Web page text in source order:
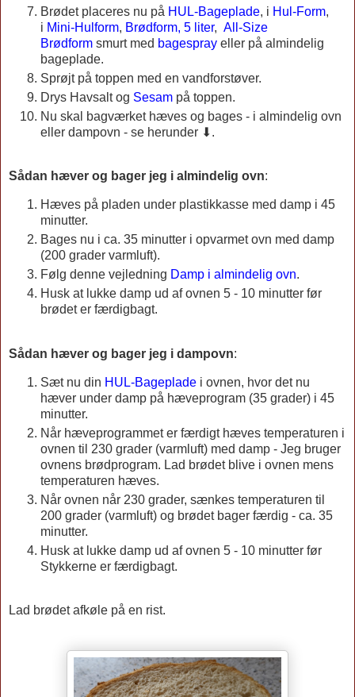
Brødet placeres nu på HUL-Bageplade, i Hul-Form,
i Mini-Hulform, Brødform, 5 liter, All-Size
Brødform smurt med bagespray eller på almindelig
bageplade.
Sprøjt på toppen med en vandforstøver.
Drys Havsalt og Sesam på toppen.
Nu skal bagværket hæves og bages - i almindelig ovn
eller dampovn - se herunder ⬇.
Sådan hæver og bager jeg i almindelig ovn:
Hæves på pladen under plastikkasse med damp i 45
minutter.
Bages nu i ca. 35 minutter i opvarmet ovn med damp
(200 grader varmluft).
Følg denne vejledning Damp i almindelig ovn.
Husk at lukke damp ud af ovnen 5 - 10 minutter før
brødet er færdigbagt.
Sådan hæver og bager jeg i dampovn:
Sæt nu din HUL-Bageplade i ovnen, hvor det nu
hæver under damp på hæveprogram (35 grader) i 45
minutter.
Når hæveprogrammet er færdigt hæves temperaturen i
ovnen til 230 grader (varmluft) med damp - Jeg bruger
ovnens brødprogram. Lad brødet blive i ovnen mens
temperaturen hæves.
Når ovnen når 230 grader, sænkes temperaturen til
200 grader (varmluft) og brødet bager færdig - ca. 35
minutter.
Husk at lukke damp ud af ovnen 5 - 10 minutter før
Stykkerne er færdigbagt.
Lad brødet afkøle på en rist.